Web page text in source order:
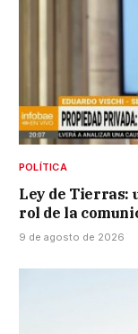
POLÍTICA
Ley de Tierras:
rol de la
9 de agosto de 2026